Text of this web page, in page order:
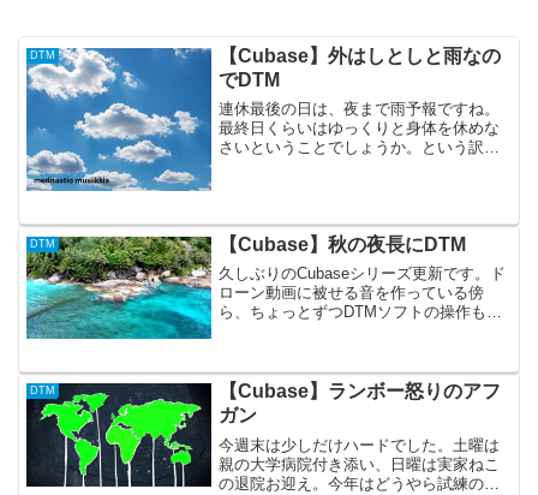
DTM
【Cubase】外はしとしと雨なの
でDTM
連休最後の日は、夜まで雨予報ですね。
最終日くらいはゆっくりと身体を休めな
さいということでしょうか。という訳
て細かい手直しも何...
DTM 【Cubase】秋の夜長にDTM
久しぶりのCubaseシリーズ更新です。ド
ローン動画に被せる音を作っている傍
ら、ちょっとずつDTMソフトの操作も思
ゃいました。ところどころ音がずれてい
る点はど...
DTM
【Cubase】ランボー怒りのアフ
ガン
今週末は少しだけハードでした。土曜は
親の大学病院付き添い、日曜は実家ねこ
の退院お迎え。今年はどうやら試練の年